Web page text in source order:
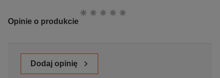
Opinie o produkcie
Ocena:
Dodaj opinię